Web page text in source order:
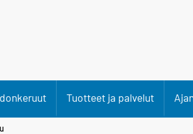
Tuotteet ja palvelut